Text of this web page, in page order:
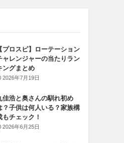
【プロスピ】ローテーション
ャレンジャーの当たりラン
ングまとめ
2026年7月19日
佳浩と奥さんの馴れ初め
？子供は何人いる？家族構
もチェック！
2026年6月25日